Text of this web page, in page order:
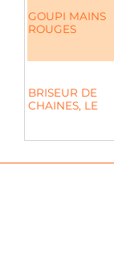
GOUPI MAINS
ROUGES
BRISEUR DE
CHAINES, LE